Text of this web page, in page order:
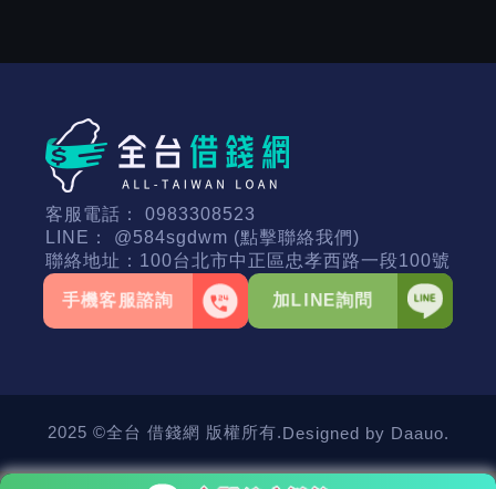
客服電話： 0983308523
LINE： @584sgdwm (點擊聯絡我們)
聯絡地址： 100台北市中正區忠孝西路一段100號
手機客服諮詢 加LINE詢問
2025 ©全台 借錢網 版權所有.Designed by Daauo.